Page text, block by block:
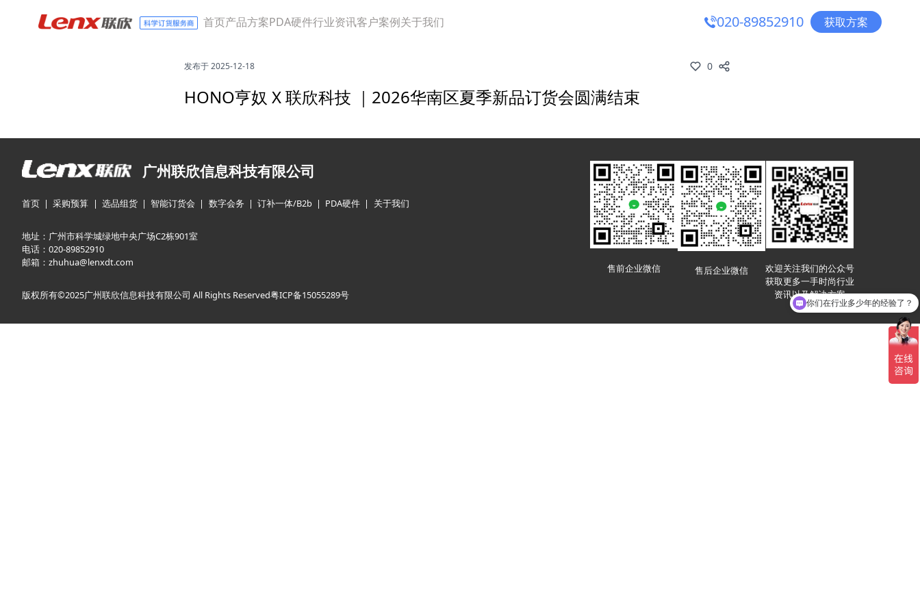
首页产品方案PDA硬件行业资讯客户案例关于我们 020-89852910 获取方案
发布于 2025-12-18 0
HONO亨奴 X 联欣科技 ｜2026华南区夏季新品订货会圆满结束
广州联欣信息科技有限公司
首页 采购预算 选品组货 智能订货会 数字会务 订补一体/B2b PDA硬件 关于我们
地址：广州市科学城绿地中央广场C2栋901室
电话：020-89852910
邮箱：zhuhua@lenxdt.com
版权所有©2025广州联欣信息科技有限公司 All Rights Reserved粤ICP备15055289号
售前企业微信 售后企业微信
欢迎关注我们的公众号
获取更多一手时尚行业
资讯以及解决方案
你们在行业多少年的经验了？